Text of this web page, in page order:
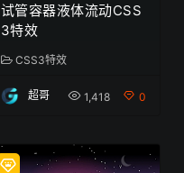
试管容器液体流动CSS
3特效
CSS3特效
超哥 1,418 0